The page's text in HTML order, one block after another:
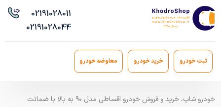
02191028011
02191028044
ثبت خودرو خرید خودرو معاوضه خودرو
خودرو شاپ، خرید و فروش خودرو اقساطی مدل ۹۰ به بالا با ضمانت